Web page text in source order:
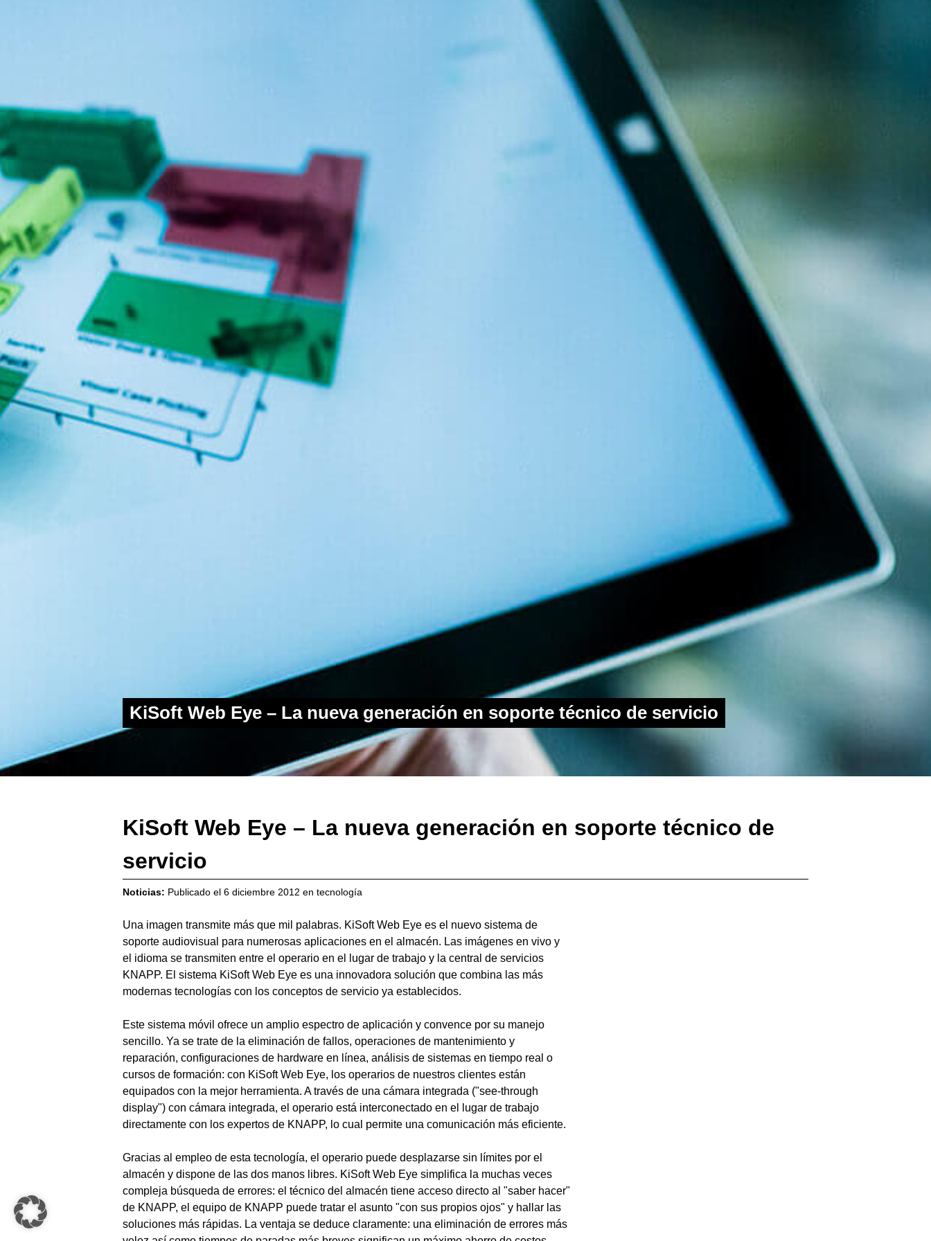
KiSoft Web Eye – La nueva generación en soporte técnico de servicio
KiSoft Web Eye – La nueva generación en soporte técnico de
servicio
Noticias: Publicado el 6 diciembre 2012 en tecnología
Una imagen transmite más que mil palabras. KiSoft Web Eye es el nuevo sistema de
soporte audiovisual para numerosas aplicaciones en el almacén. Las imágenes en vivo y
el idioma se transmiten entre el operario en el lugar de trabajo y la central de servicios
KNAPP. El sistema KiSoft Web Eye es una innovadora solución que combina las más
modernas tecnologías con los conceptos de servicio ya establecidos.
Este sistema móvil ofrece un amplio espectro de aplicación y convence por su manejo
sencillo. Ya se trate de la eliminación de fallos, operaciones de mantenimiento y
reparación, configuraciones de hardware en línea, análisis de sistemas en tiempo real o
cursos de formación: con KiSoft Web Eye, los operarios de nuestros clientes están
equipados con la mejor herramienta. A través de una cámara integrada ("see-through
display") con cámara integrada, el operario está interconectado en el lugar de trabajo
directamente con los expertos de KNAPP, lo cual permite una comunicación más eficiente.
Gracias al empleo de esta tecnología, el operario puede desplazarse sin límites por el
almacén y dispone de las dos manos libres. KiSoft Web Eye simplifica la muchas veces
compleja búsqueda de errores: el técnico del almacén tiene acceso directo al "saber hacer"
de KNAPP, el equipo de KNAPP puede tratar el asunto "con sus propios ojos" y hallar las
soluciones más rápidas. La ventaja se deduce claramente: una eliminación de errores más